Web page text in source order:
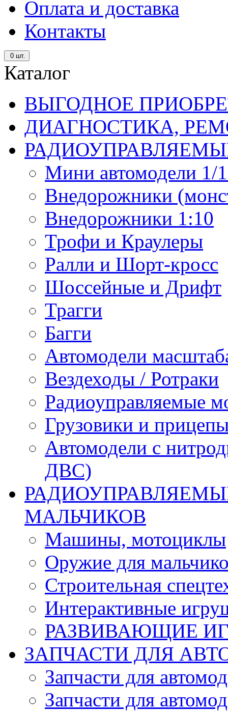
Оплата и доставка
Контакты
0 шт.
Каталог
ВЫГОДНОЕ
ДИАГНОСТИКА,
Мини автомодели 1/
Внедорожники
Внедорожники 1:10
Трофи и Краулеры
Ралли и Шорт-кросс
Шоссейные и Дрифт
Трагги
Багги
Автомодели
Вездеходы / Ротраки
Радиоуправляемые
Грузовики и
Автомодели с
ДВС)
МАЛЬЧИКОВ
Машины, мотоциклы
Оружие для
Строительная
Интерактивные
РАЗВИВАЮЩИЕ
ЗАПЧАСТИ ДЛЯ
Запчасти для
Запчасти для